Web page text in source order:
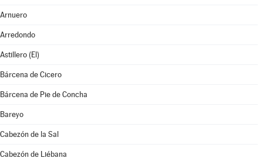
Arnuero
Arredondo
Astillero (El)
Bárcena de Cicero
Bárcena de Pie de Concha
Bareyo
Cabezón de la Sal
Cabezón de Liébana